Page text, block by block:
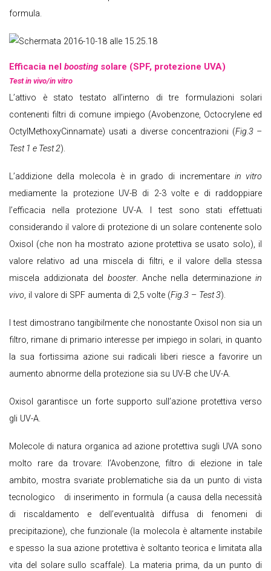
formula.
Efficacia nel boosting solare (SPF, protezione UVA)
Test in vivo/in vitro
L’attivo è stato testato all’interno di tre formulazioni solari
contenenti filtri di comune impiego (Avobenzone, Octocrylene ed
OctylMethoxyCinnamate) usati a diverse concentrazioni (Fig.3 –
Test 1 e Test 2).
L’addizione della molecola è in grado di incrementarein vitro
mediamente la protezione UV-B di 2-3 volte e di raddoppiare
l’efficacia nella protezione UV-A. I test sono stati effettuati
considerando il valore di protezione di un solare contenente solo
Oxisol (che non ha mostrato azione protettiva se usato solo), il
valore relativo ad una miscela di filtri, e il valore della stessa
miscela addizionata del booster. Anche nella determinazione in
vivo, il valore di SPF aumenta di 2,5 volte (Fig.3 – Test 3).
I test dimostrano tangibilmente che nonostante Oxisol non sia un
filtro, rimane di primario interesse per impiego in solari, in quanto
la sua fortissima azione sui radicali liberi riesce a favorire un
aumento abnorme della protezione sia su UV-B che UV-A.
Oxisol garantisce un forte supporto sull’azione protettiva verso
gli UV-A.
Molecole di natura organica ad azione protettiva sugli UVA sono
molto rare da trovare: l’Avobenzone, filtro di elezione in tale
ambito, mostra svariate problematiche sia da un punto di vista
tecnologico di inserimento in formula (a causa della necessità
di riscaldamento e dell’eventualità diffusa di fenomeni di
precipitazione), che funzionale (la molecola è altamente instabile
e spesso la sua azione protettiva è soltanto teorica e limitata alla
vita del solare sullo scaffale). La materia prima, da un punto di